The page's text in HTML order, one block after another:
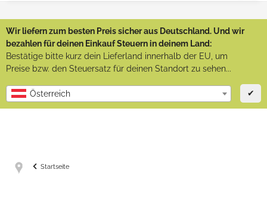
Wir liefern zum besten Preis sicher aus Deutschland. Und wir
bezahlen für deinen Einkauf Steuern in deinem Land:
Bestätige bitte kurz dein Lieferland innerhalb der EU, um
Preise bzw. den Steuersatz für deinen Standort zu sehen...
Österreich ✔
Startseite